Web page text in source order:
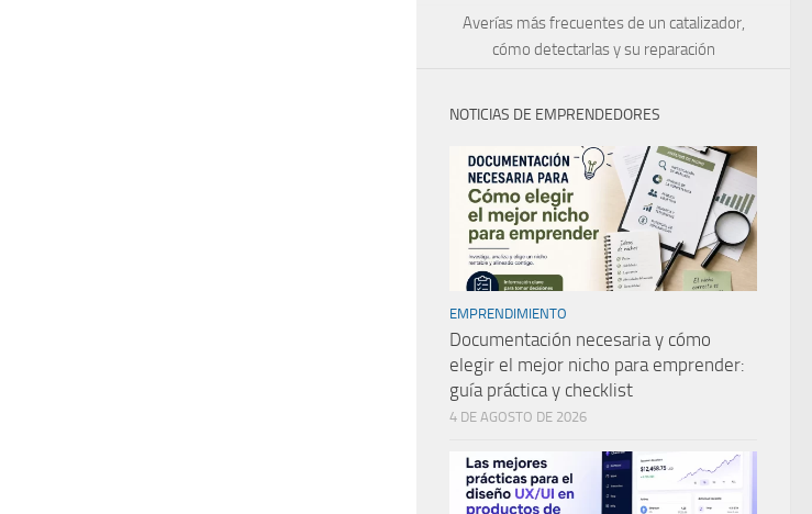
Averías más frecuentes de un catalizador,
cómo detectarlas y su reparación
NOTICIAS DE EMPRENDEDORES
EMPRENDIMIENTO
Documentación necesaria y cómo
elegir el mejor nicho para emprender:
guía práctica y checklist
4 DE AGOSTO DE 2026